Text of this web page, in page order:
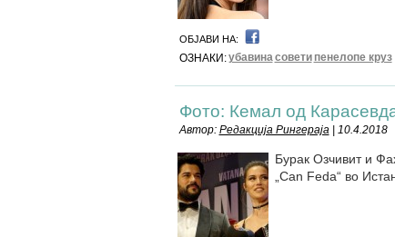
ОБЈАВИ НА:
ОЗНАКИ:убавинасовети пенелопе круз
Фото: Кемал од
Автор: Редакција Рингераја| 10.4.2018
Бурак Озчивит и
„Can Feda“ во